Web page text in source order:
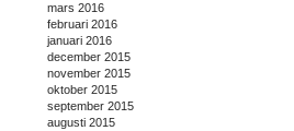
mars 2016
februari 2016
januari 2016
december 2015
november 2015
oktober 2015
september 2015
augusti 2015